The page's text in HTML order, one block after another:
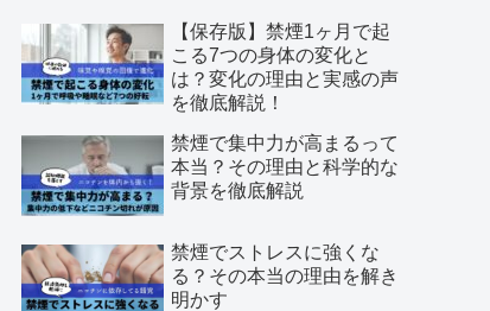
【保存版】禁煙1ヶ月で起
こる7つの身体の変化と
は？変化の理由と実感の声
を徹底解説！
禁煙で集中力が高まるって
本当？その理由と科学的な
背景を徹底解説
禁煙でストレスに強くな
る？その本当の理由を解き
明かす